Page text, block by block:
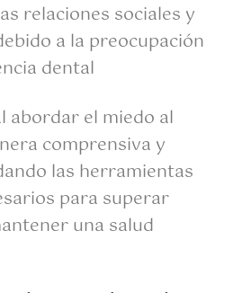
relaciones sociales y
a la preocupación
dental
abordar el miedo al
comprensiva y
las herramientas
para superar
una salud